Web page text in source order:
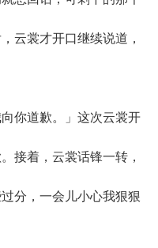
云裳才开口继续说道，
你道歉。」这次云裳开
接着，云裳话锋一转，
分，一会儿小心我狠狠